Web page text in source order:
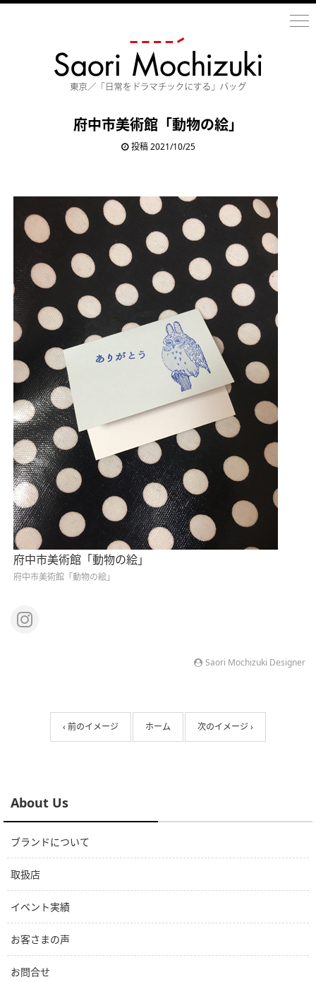
府中市美術館「動物の絵」
投稿 2021/10/25
府中市美術館「動物の絵」
府中市美術館「動物の絵」
Saori Mochizuki Designer
‹ 前のイメージ ホーム 次のイメージ ›
About Us
ブランドについて
取扱店
イベント実績
お客さまの声
お問合せ